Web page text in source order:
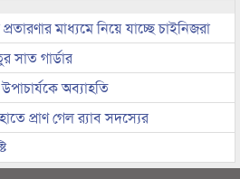
মাধ্যমে নিয়ে যাচ্ছে চাইনিজরা
গার্ডার
অব্যাহতি
প্রাণ গেল র‌্যাব সদস্যের